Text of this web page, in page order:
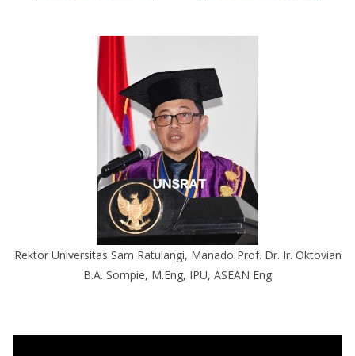
Rektor Universitas Sam Ratulangi, Manado Prof. Dr. Ir. Oktovian
B.A. Sompie, M.Eng, IPU, ASEAN Eng